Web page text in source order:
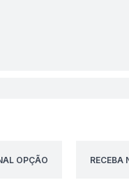
OPÇÃO
RECEBA